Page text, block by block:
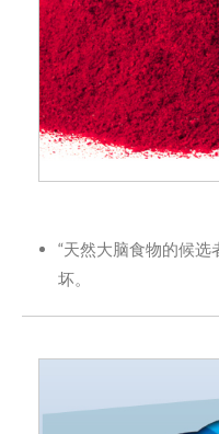
“天然大脑食物的候选
坏。